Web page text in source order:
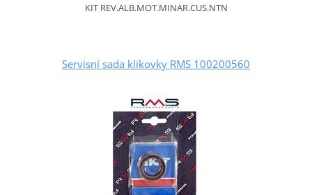
KIT REV.ALB.MOT.MINAR.CUS.NTN
Servisní sada klikovky RMS 100200560